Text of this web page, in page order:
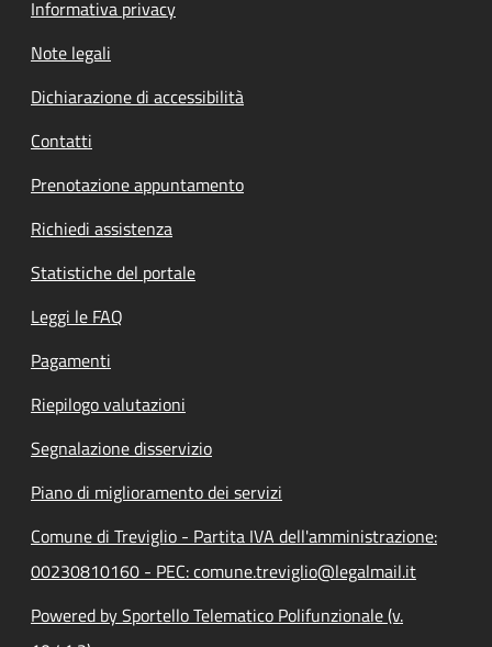
Informativa privacy
Note legali
Dichiarazione di accessibilità
Contatti
Prenotazione appuntamento
Richiedi assistenza
Statistiche del portale
Leggi le FAQ
Pagamenti
Riepilogo valutazioni
Segnalazione disservizio
Piano di miglioramento dei servizi
Comune di Treviglio - Partita IVA dell'amministrazione:
00230810160 - PEC: comune.treviglio@legalmail.it
Powered by Sportello Telematico Polifunzionale (v.